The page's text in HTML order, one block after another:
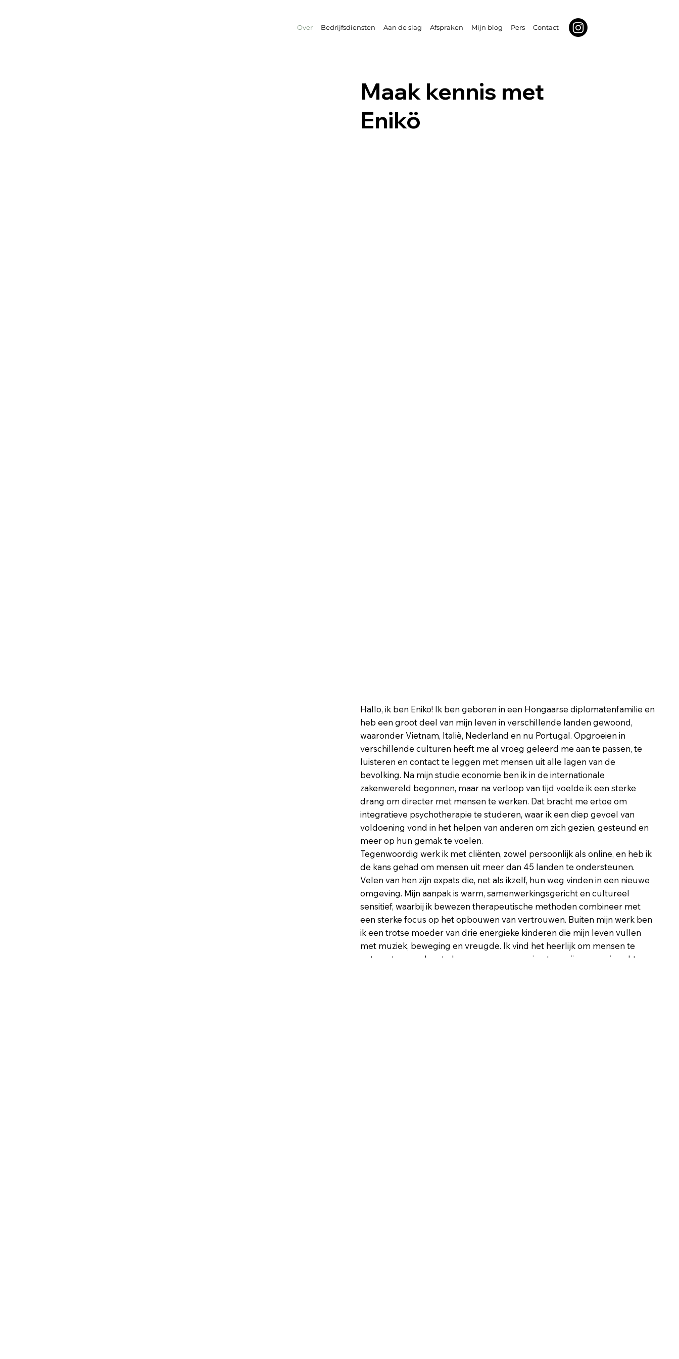
Over Bedrijfsdiensten Aan de slag Afspraken Mijn blog Pers Contact
Maak kennis met
Enikö
Hallo, ik ben Eniko! Ik ben geboren in een Hongaarse diplomatenfamilie en
heb een groot deel van mijn leven in verschillende landen gewoond,
waaronder Vietnam, Italië, Nederland en nu Portugal. Opgroeien in
verschillende culturen heeft me al vroeg geleerd me aan te passen, te
luisteren en contact te leggen met mensen uit alle lagen van de
bevolking. Na mijn studie economie ben ik in de internationale
zakenwereld begonnen, maar na verloop van tijd voelde ik een sterke
drang om directer met mensen te werken. Dat bracht me ertoe om
integratieve psychotherapie te studeren, waar ik een diep gevoel van
voldoening vond in het helpen van anderen om zich gezien, gesteund en
meer op hun gemak te voelen.
Tegenwoordig werk ik met cliënten, zowel persoonlijk als online, en heb ik
de kans gehad om mensen uit meer dan 45 landen te ondersteunen.
Velen van hen zijn expats die, net als ikzelf, hun weg vinden in een nieuwe
omgeving. Mijn aanpak is warm, samenwerkingsgericht en cultureel
sensitief, waarbij ik bewezen therapeutische methoden combineer met
een sterke focus op het opbouwen van vertrouwen. Buiten mijn werk ben
ik een trotse moeder van drie energieke kinderen die mijn leven vullen
met muziek, beweging en vreugde. Ik vind het heerlijk om mensen te
ontmoeten, van hen te leren en een omgeving te creëren waarin echte,